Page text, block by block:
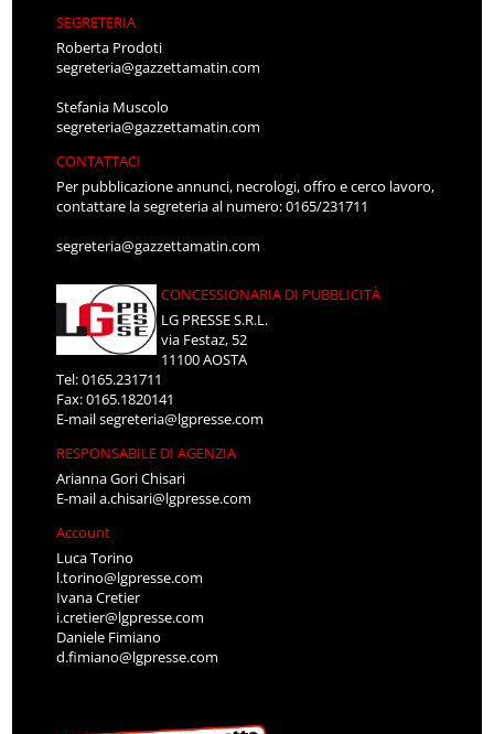
SEGRETERIA
Roberta Prodoti
segreteria@gazzettamatin.com
Stefania Muscolo
segreteria@gazzettamatin.com
CONTATTACI
Per pubblicazione annunci, necrologi, offro e cerco lavoro,
contattare la segreteria al numero: 0165/231711
segreteria@gazzettamatin.com
CONCESSIONARIA DI PUBBLICITÀ
LG PRESSE S.R.L.
via Festaz, 52
11100 AOSTA
Tel: 0165.231711
Fax: 0165.1820141
E-mailsegreteria@lgpresse.com
RESPONSABILE DI AGENZIA
Arianna Gori Chisari
E-maila.chisari@lgpresse.com
Account
Luca Torino
l.torino@lgpresse.com
Ivana Cretier
i.cretier@lgpresse.com
Daniele Fimiano
d.fimiano@lgpresse.com